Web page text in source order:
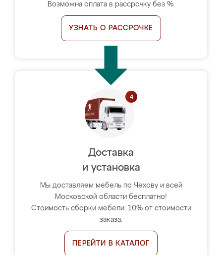
Возможна оплата в рассрочку без %.
УЗНАТЬ О РАССРОЧКЕ
Доставка
и установка
Мы доставляем мебель по Чехову и всей
Московской области бесплатно!
Стоимость сборки мебели: 10% от стоимости
заказа.
ПЕРЕЙТИ В КАТАЛОГ